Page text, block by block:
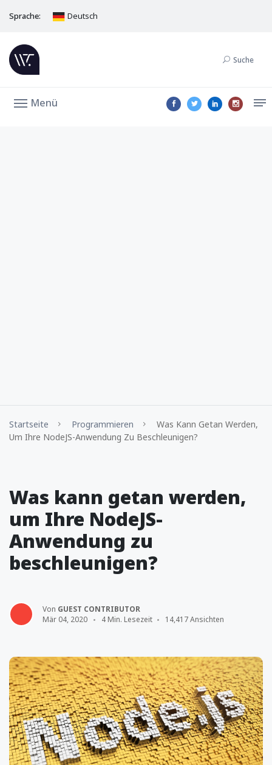
Sprache: Deutsch
Suche
Menü
Startseite Programmieren
Was Kann Getan Werden,
Um Ihre NodeJS-Anwendung Zu Beschleunigen?
Was kann getan werden,
um Ihre NodeJS-
Anwendung zu
beschleunigen?
Von GUEST CONTRIBUTOR
Mär 04, 2020
4 Min. Lesezeit 14,417 Ansichten